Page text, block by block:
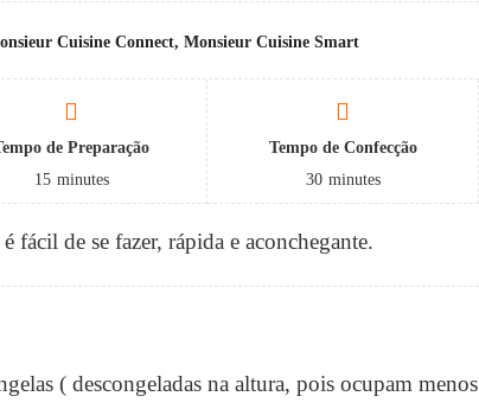
Cuisine Connect, Monsieur Cuisine Smart
de Preparação
15 minutes
Tempo de Confecção
30 minutes
fácil de se fazer, rápida e aconchegante.
( descongeladas na altura, pois ocupam menos